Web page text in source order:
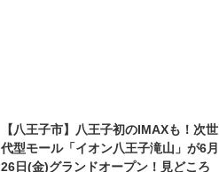
【八王子市】八王子初のIMAXも！次世
代型モール「イオン八王子滝山」が6月
26日(金)グランドオープン！見どころ